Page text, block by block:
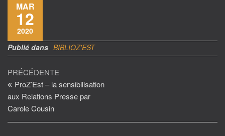
MAR
12
2020
Publié dans BIBLIOZ'EST
Navigation
de
l’article
Article
précédent
PRÉCÉDENTE
ProZ’Est – la sensibilisation
aux Relations Presse par
Carole Cousin